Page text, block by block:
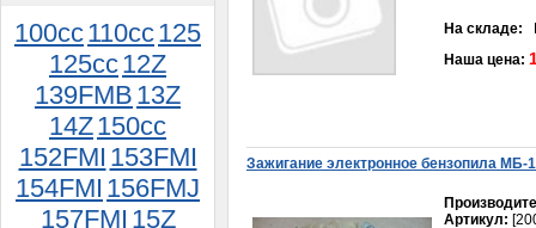
100cc110cc125
125cc12Z
139FMB 13Z
14Z150сс
152FMI 153FMI
154FMI 156FMJ
157FMI 15Z
Картер (левая+правая часть) F80
1 650руб.
На складе:
Наша цена:
Зажигание электронное бензопила МБ-1
Артикул: